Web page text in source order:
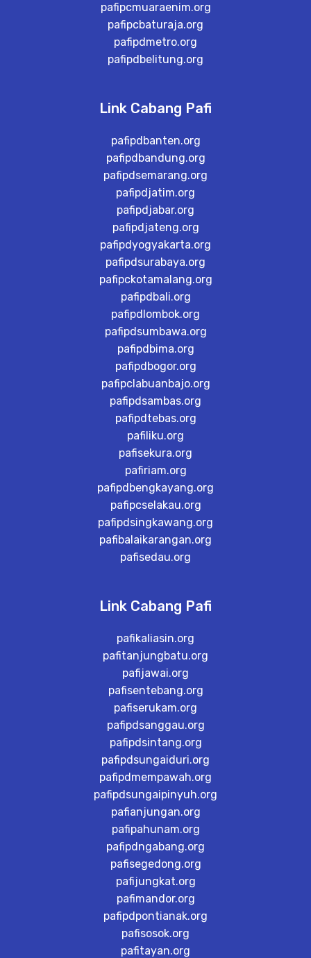
pafipcmuaraenim.org
pafipcbaturaja.org
pafipdmetro.org
pafipdbelitung.org
Link Cabang Pafi
pafipdbanten.org
pafipdbandung.org
pafipdsemarang.org
pafipdjatim.org
pafipdjabar.org
pafipdjateng.org
pafipdyogyakarta.org
pafipdsurabaya.org
pafipckotamalang.org
pafipdbali.org
pafipdlombok.org
pafipdsumbawa.org
pafipdbima.org
pafipdbogor.org
pafipclabuanbajo.org
pafipdsambas.org
pafipdtebas.org
pafiliku.org
pafisekura.org
pafiriam.org
pafipdbengkayang.org
pafipcselakau.org
pafipdsingkawang.org
pafibalaikarangan.org
pafisedau.org
Link Cabang Pafi
pafikaliasin.org
pafitanjungbatu.org
pafijawai.org
pafisentebang.org
pafiserukam.org
pafipdsanggau.org
pafipdsintang.org
pafipdsungaiduri.org
pafipdmempawah.org
pafipdsungaipinyuh.org
pafianjungan.org
pafipahunam.org
pafipdngabang.org
pafisegedong.org
pafijungkat.org
pafimandor.org
pafipdpontianak.org
pafisosok.org
pafitayan.org